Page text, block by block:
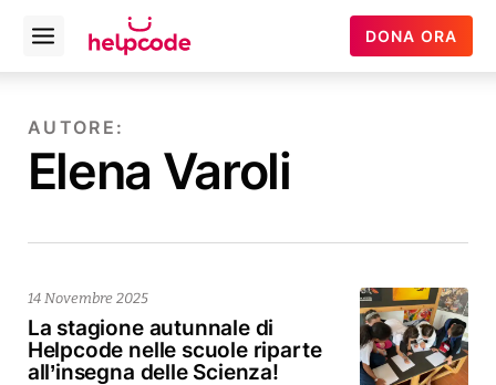
contenuto
Helpcode
Italia
Open
menu
DONA ORA
AUTORE:
Elena Varoli
La stagione autunnale di
Helpcode nelle scuole riparte
all’insegna delle Scienza!
14 Novembre 2025